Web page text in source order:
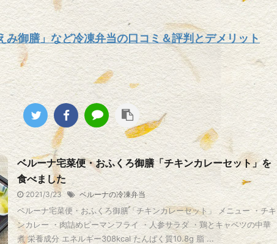
み御膳」など冷凍弁当の口コミ＆評判とデメリット
ベルーナ宅菜便・おふくろ御膳「チキンカレーセット」を
食べました
2021/3/23 ベルーナの冷凍弁当
ベルーナ宅菜便・おふくろ御膳「チキンカレーセット」 メニュー ・チキ
ンカレー ・肉詰めピーマンフライ ・人参サラダ ・鶏とキャベツの中華
煮 栄養成分 エネルギー308kcal たんぱく質10.8g 脂 ...